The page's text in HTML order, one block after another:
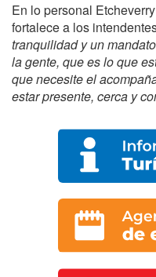
En lo personal
fortalece a los
tranquilidad y un
la gente, que es lo que
que necesite el
estar presente, cerca y